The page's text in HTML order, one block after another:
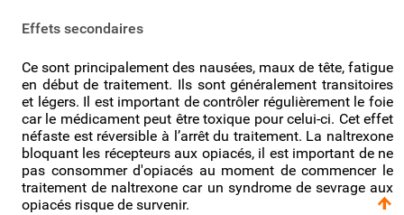
Effets secondaires
Ce sont principalement des nausées, maux de tête, fatigue
en début de traitement. Ils sont généralement transitoires
et légers. Il est important de contrôler régulièrement le foie
car le médicament peut être toxique pour celui-ci. Cet effet
néfaste est réversible à l’arrêt du traitement. La naltrexone
bloquant les récepteurs aux opiacés, il est important de ne
pas consommer d'opiacés au moment de commencer le
traitement de naltrexone car un syndrome de sevrage aux
opiacés risque de survenir.